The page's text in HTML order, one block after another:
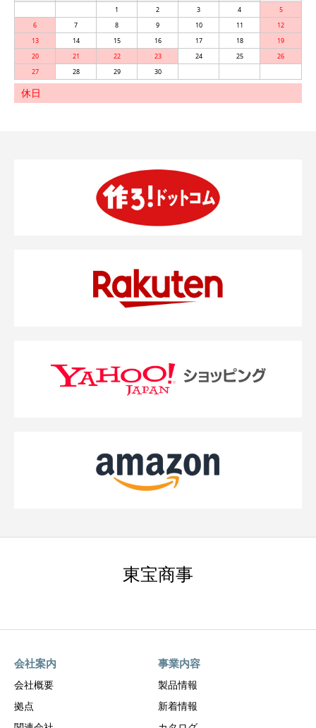
1
2 3 4
5
6
7 8 9 10 11
12
13
14 15 16 17 18
19
20
21 22 23 24 25
26
27
28 29 30
休日
東宝商事
会社案内
会社概要
拠点
事業内容
製品情報
新着情報